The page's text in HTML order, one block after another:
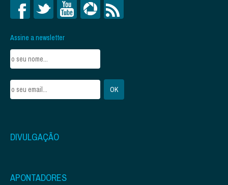
Assine a newsletter
DIVULGAÇÃO
APONTADORES